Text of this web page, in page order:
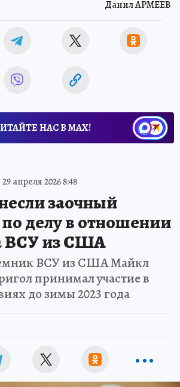
Данил АРМЕЕВ
НАС В МАХ!
29 апреля 2026 8:48
заочный
делу в отношении
ВСУ из США
ВСУ из США Майкл
принимал участие в
до зимы 2023 года